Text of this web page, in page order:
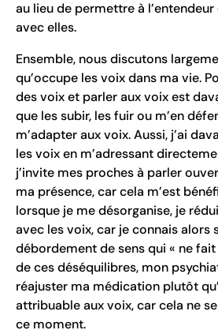
au lieu de permettre à l’entendeur
avec elles.
Ensemble, nous discutons
qu’occupe les voix dans ma vie.
des voix et parler aux voix est
que les subir, les fuir ou m’en
m’adapter aux voix. Aussi, j’ai
les voix en m’adressant
j’invite mes proches à parler
ma présence, car cela m’est
lorsque je me désorganise, je
avec les voix, car je connais alors
débordement de sens qui « ne fait
de ces déséquilibres, mon
réajuster ma médication plutôt
attribuable aux voix, car cela ne
ce moment.